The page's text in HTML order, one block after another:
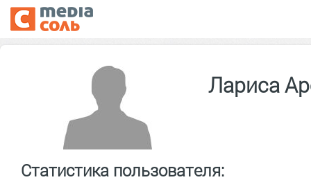
Лариса
Статистика пользователя: